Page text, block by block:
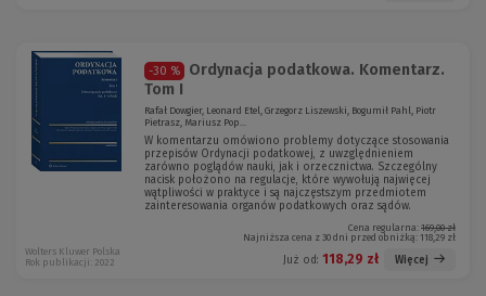
-30 %
Ordynacja podatkowa. Komentarz.
Tom I
Rafał Dowgier, Leonard Etel, Grzegorz Liszewski, Bogumił Pahl, Piotr
Pietrasz, Mariusz Pop...
W komentarzu omówiono problemy dotyczące stosowania
przepisów Ordynacji podatkowej, z uwzględnieniem
zarówno poglądów nauki, jak i orzecznictwa. Szczególny
nacisk położono na regulacje, które wywołują najwięcej
wątpliwości w praktyce i są najczęstszym przedmiotem
zainteresowania organów podatkowych oraz sądów.
Cena regularna: 169,00 zł
Najniższa cena z 30 dni przed obniżką: 118,29 zł
Już od: 118,29 zł Więcej
Wolters Kluwer Polska
Rok publikacji: 2022